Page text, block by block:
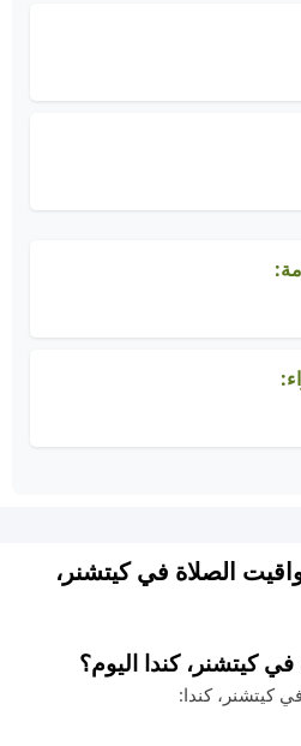
الصلاة في كيتشنر،
كيتشنر، كندا اليوم؟
كيتشنر، كندا: